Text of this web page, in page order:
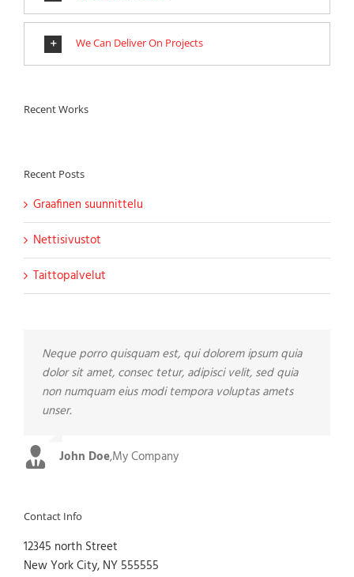
We Can Deliver On Projects
Recent Works
Recent Posts
Graafinen suunnittelu
Nettisivustot
Taittopalvelut
Neque porro quisquam est, qui dolorem ipsum quia
dolor sit amet, consec tetur, adipisci velit, sed quia
non numquam eius modi tempora voluptas amets
unser.
John Doe,My Company
Aliquam erat volutpat. Quisque at est id ligula facilisis
laoreet eget pulvinar nibh. Suspendisse at ultrices
dui. Curabitur ac felis arcu sadips ipsums fugiats
nemis.
Luke Beck,Theme Fusion
Contact Info
12345 north Street
New York City, NY 555555